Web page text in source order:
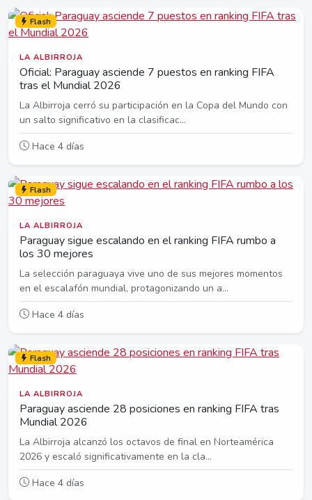
Flash
LA ALBIRROJA
Oficial: Paraguay asciende 7 puestos en ranking FIFA
tras el Mundial 2026
La Albirroja cerró su participación en la Copa del Mundo con
un salto significativo en la clasificac...
Hace 4 días
Flash
LA ALBIRROJA
Paraguay sigue escalando en el ranking FIFA rumbo a
los 30 mejores
La selección paraguaya vive uno de sus mejores momentos
en el escalafón mundial, protagonizando un a...
Hace 4 días
Flash
LA ALBIRROJA
Paraguay asciende 28 posiciones en ranking FIFA tras
Mundial 2026
La Albirroja alcanzó los octavos de final en Norteamérica
2026 y escaló significativamente en la cla...
Hace 4 días